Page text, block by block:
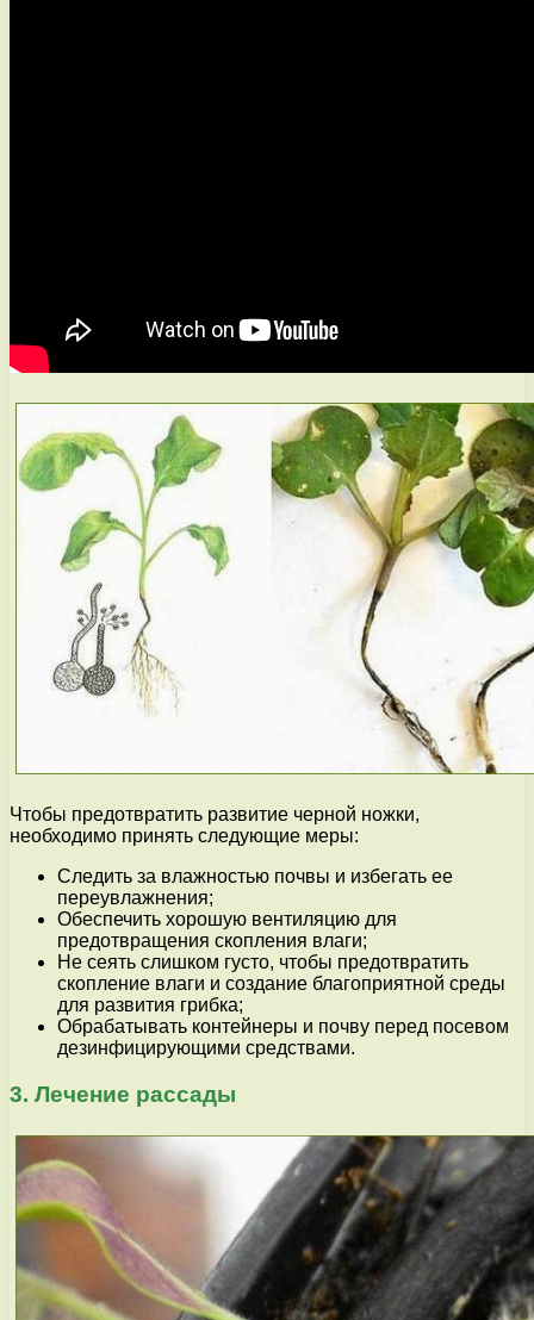
Чтобы предотвратить развитие черной ножки,
необходимо принять следующие меры:
Следить за влажностью почвы и избегать ее
переувлажнения;
Обеспечить хорошую вентиляцию для
предотвращения скопления влаги;
Не сеять слишком густо, чтобы предотвратить
скопление влаги и создание благоприятной среды
для развития грибка;
Обрабатывать контейнеры и почву перед посевом
дезинфицирующими средствами.
3. Лечение рассады